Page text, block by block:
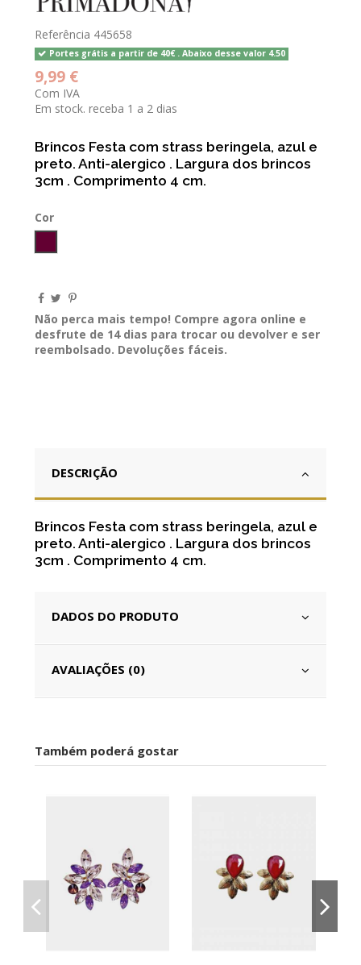
Referência 445658
Portes grátis a partir de 40€ . Abaixo desse valor 4.50
9,99 €
Com IVA
Em stock. receba 1 a 2 dias
Brincos Festa com strass beringela, azul e
preto. Anti-alergico . Largura dos brincos
3cm . Comprimento 4 cm.
Cor
Não perca mais tempo! Compre agora online e
desfrute de 14 dias para trocar ou devolver e ser
reembolsado. Devoluções fáceis.
DESCRIÇÃO
Brincos Festa com strass beringela, azul e
preto. Anti-alergico . Largura dos brincos
3cm . Comprimento 4 cm.
DADOS DO PRODUTO
AVALIAÇÕES (0)
Também poderá gostar